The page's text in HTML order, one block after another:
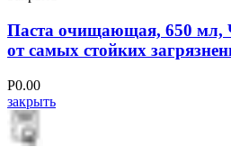
Паста очищающая, 650
от самых стойких
Р0.00
закрыть